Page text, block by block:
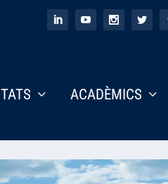
ACADÈMICS